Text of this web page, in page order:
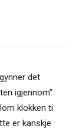
det
igjennom”
klokken ti
er kanskje